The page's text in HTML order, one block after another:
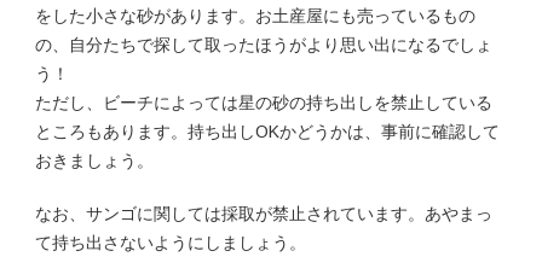
をした小さな砂があります。お土産屋にも売っているもの
の、自分たちで探して取ったほうがより思い出になるでしょ
う！
ただし、ビーチによっては星の砂の持ち出しを禁止している
ところもあります。持ち出しOKかどうかは、事前に確認して
おきましょう。
なお、サンゴに関しては採取が禁止されています。あやまっ
て持ち出さないようにしましょう。